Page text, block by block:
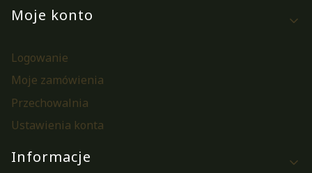
Moje konto
Logowanie
Moje zamówienia
Przechowalnia
Ustawienia konta
Informacje